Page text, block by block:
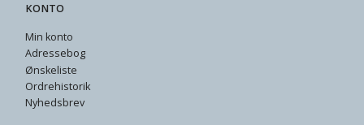
KONTO
Min konto
Adressebog
Ønskeliste
Ordrehistorik
Nyhedsbrev